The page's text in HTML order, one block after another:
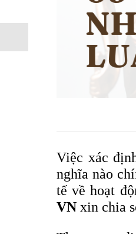
Việc xác
nghĩa nào
tế về hoạt
VN xin chia